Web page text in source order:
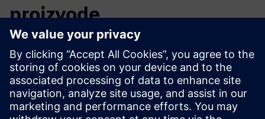
proizvode
Dodatne informacije i resursi
Uvod u tvrtku Rodem Technology Co., Ltd
Preduvjeti